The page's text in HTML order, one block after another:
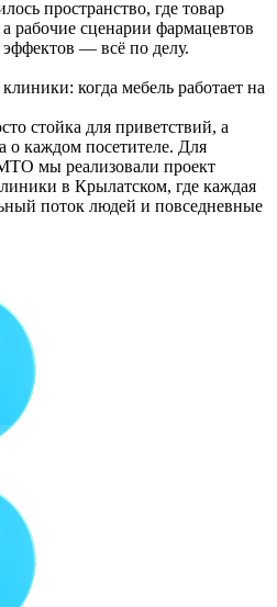
пространство, где товар
а рабочие сценарии фармацевтов
— всё по делу.
когда мебель работает на
стойка для приветствий, а
о каждом посетителе. Для
мы реализовали проект
в Крылатском, где каждая
поток людей и повседневные